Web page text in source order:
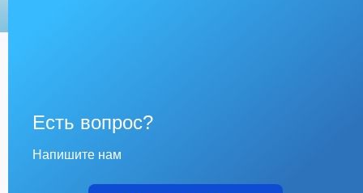
Есть вопрос?
Напишите нам